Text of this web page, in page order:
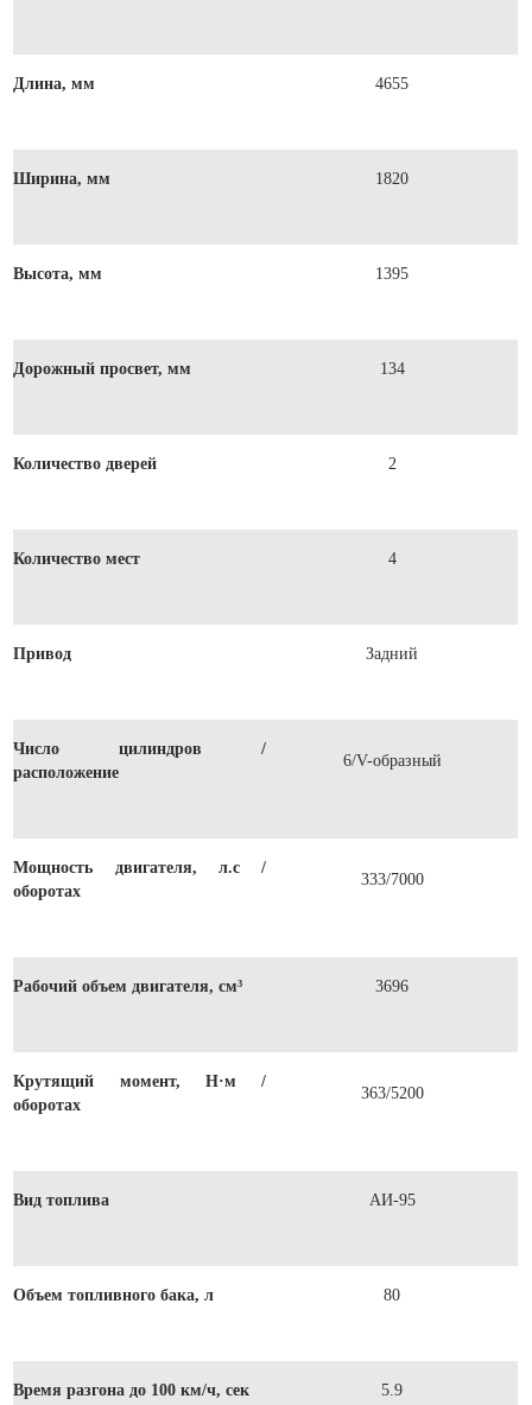
Длина, мм 4655
Ширина, мм 1820
Высота, мм 1395
Дорожный просвет, мм 134
Количество дверей 2
Количество мест 4
Привод Задний
Число цилиндров /
расположение
6/V-образный
Мощность двигателя, л.с /
оборотах
333/7000
Рабочий объем двигателя, см³ 3696
Крутящий момент, Н·м /
оборотах
363/5200
Вид топлива АИ-95
Объем топливного бака, л 80
Время разгона до 100 км/ч, сек 5.9